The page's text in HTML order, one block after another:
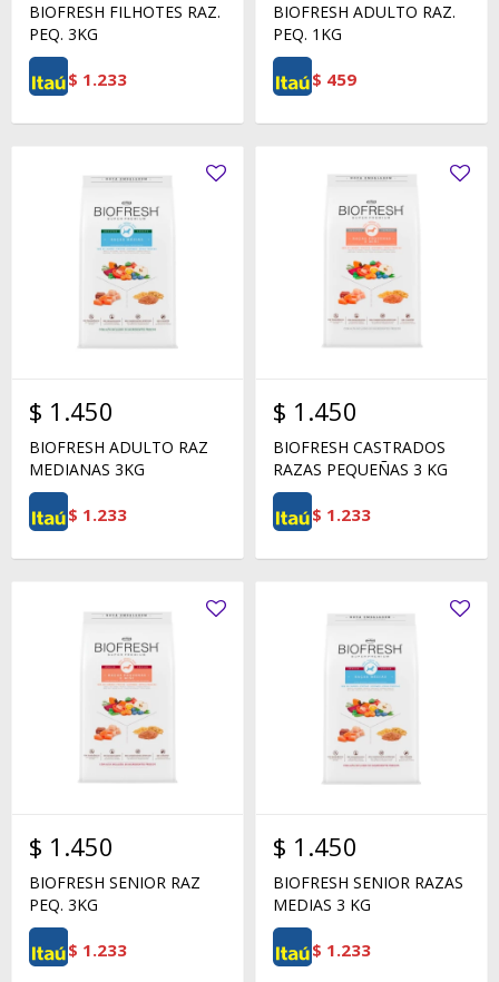
BIOFRESH FILHOTES RAZ.
PEQ. 3KG
$ 1.233
BIOFRESH ADULTO RAZ.
PEQ. 1KG
$ 459
$ 1.450
BIOFRESH ADULTO RAZ
MEDIANAS 3KG
$ 1.233
$ 1.450
BIOFRESH CASTRADOS
RAZAS PEQUEÑAS 3 KG
$ 1.233
$ 1.450
BIOFRESH SENIOR RAZ
PEQ. 3KG
$ 1.233
$ 1.450
BIOFRESH SENIOR RAZAS
MEDIAS 3 KG
$ 1.233